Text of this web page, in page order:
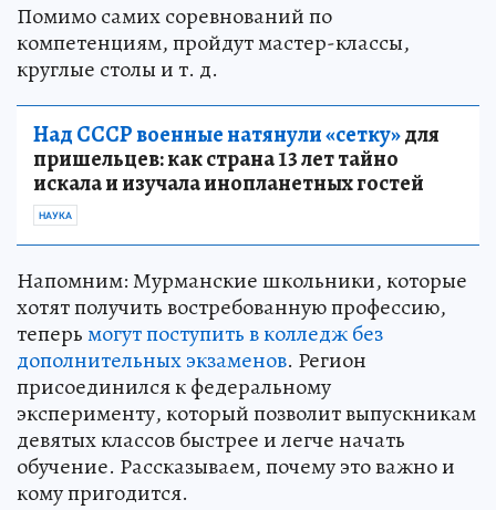
Помимо самих соревнований по
компетенциям, пройдут мастер-классы,
круглые столы и т. д.
Над СССР военные натянули «сетку»для
пришельцев: как страна 13 лет тайно
искала и изучала инопланетных гостей
НАУКА
Напомним: Мурманские школьники, которые
хотят получить востребованную профессию,
теперьмогут поступить в колледж без
дополнительных экзаменов. Регион
присоединился к федеральному
эксперименту, который позволит выпускникам
девятых классов быстрее и легче начать
обучение. Рассказываем, почему это важно и
кому пригодится.